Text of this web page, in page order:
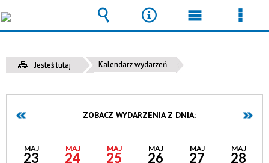
Jesteś tutaj Kalendarz wydarzeń
ZOBACZ WYDARZENIA Z DNIA:
MAJ
23
MAJ
24
MAJ
25
MAJ
26
MAJ
27
MAJ
28
Wyszukiwarka
Narzędzia
Menu